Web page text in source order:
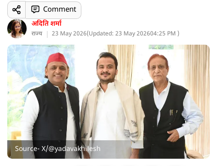
अदिति शर्मा
राज्य 23 May 2026(Updated: 23 May 202604:25 PM )
Comment
Source- X/@yadavakhilesh